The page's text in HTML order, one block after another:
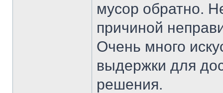
мусор обратно.
причиной
Очень много
выдержки для
решения.